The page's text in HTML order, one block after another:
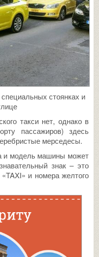
стоянках и
такси нет, однако в
пассажиров) здесь
мерседесы.
и модель машины может
знак – это
и номера желтого